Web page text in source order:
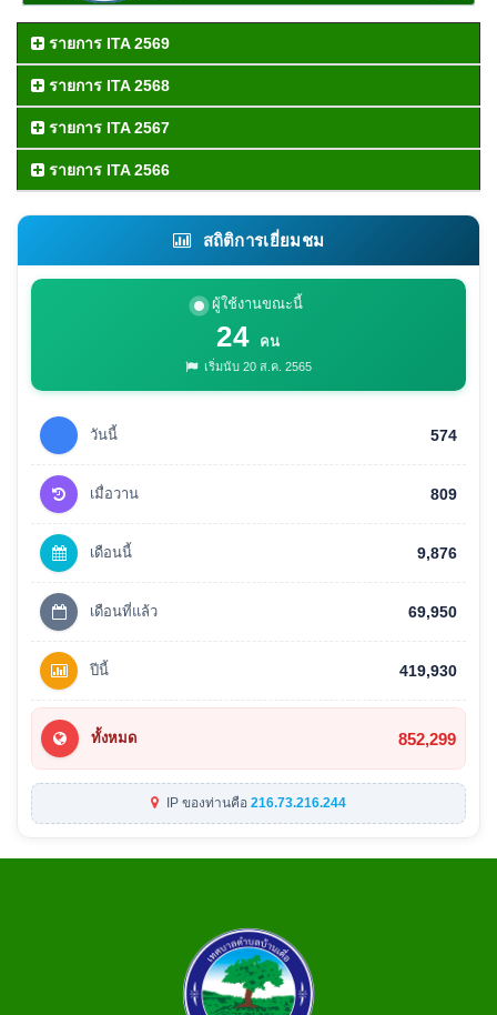
รายการ ITA 2569
รายการ ITA 2568
รายการ ITA 2567
รายการ ITA 2566
สถิติการเยี่ยมชม
ผู้ใช้งานขณะนี้
24 คน
เริ่มนับ 20 ส.ค. 2565
วันนี้ 574
เมื่อวาน 809
เดือนนี้ 9,876
เดือนที่แล้ว 69,950
ปีนี้ 419,930
ทั้งหมด 852,299
IP ของท่านคือ 216.73.216.244